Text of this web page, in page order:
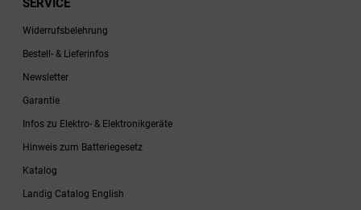
SERVICE
Widerrufsbelehrung
Bestell- & Lieferinfos
Newsletter
Garantie
Infos zu Elektro- & Elektronikgeräte
Hinweis zum Batteriegesetz
Katalog
Landig Catalog English